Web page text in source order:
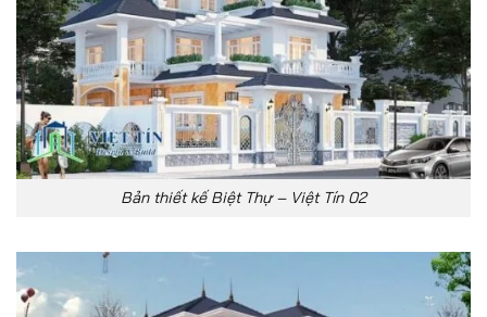
Bản thiết kế Biệt Thự – Việt Tín 02